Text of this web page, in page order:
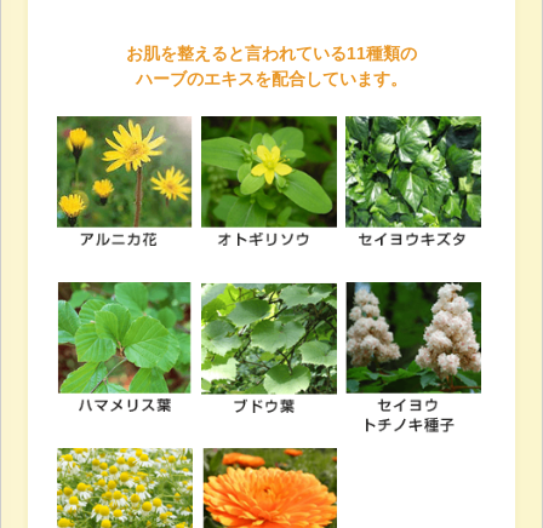
お肌を整えると言われている11種類の
ハーブのエキスを配合しています。